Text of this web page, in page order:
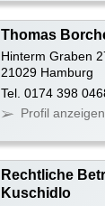
Thomas
Hinterm Graben
21029 Hamburg
Tel. 0174 398
Profil anzeigen
Rechtliche
Kuschidlo